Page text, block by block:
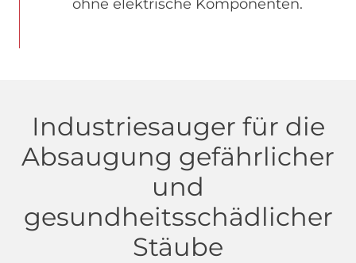
ohne elektrische Komponenten.
Industriesauger für die
Absaugung gefährlicher
und
gesundheitsschädlicher
Stäube